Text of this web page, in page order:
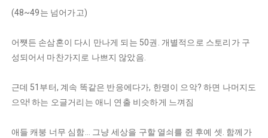
(48~49는 넘어가고)
어쩃든 손삼혼이 다시 만나게 되는 50권. 개별적으로 스토리가 구
성되어서 마찬가지로 나쁘지 않았음.
근데 51부터, 계속 똑같은 반응에다가, 한명이 으악? 하면 나머지도
으악! 하는 오글거리는 애니 연출 비슷하게 느껴짐
애들 캐붕 너무 심함... 그냥 세상을 구할 열쇠를 쥔 후예 셋. 함께가